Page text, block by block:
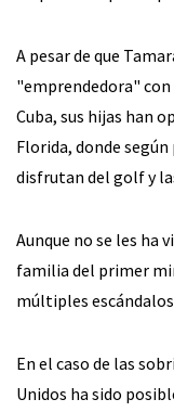
A pesar de que
"emprendedora" con
Cuba, sus hijas han
Florida, donde
disfrutan del golf y
Aunque no se les ha
familia del primer
múltiples
En el caso de las
Unidos ha sido